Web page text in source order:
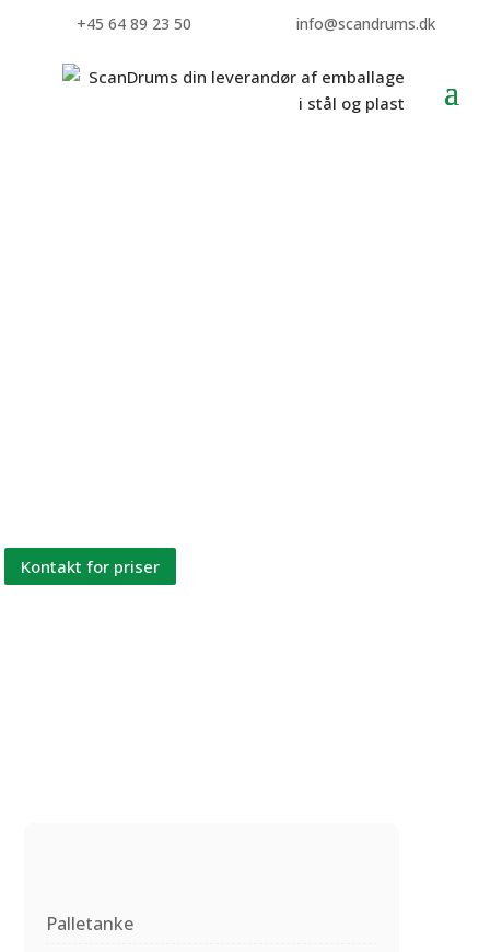
+45 64 89 23 50 info@scandrums.dk
Kontakt for priser
Palletanke